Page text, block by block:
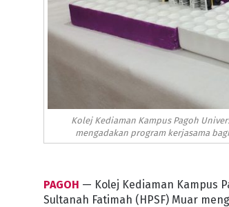
Kolej Kediaman Kampus Pagoh
mengadakan program kerjasama
PAGOH — Kolej Kediaman Kampus
Sultanah Fatimah (HPSF) Muar